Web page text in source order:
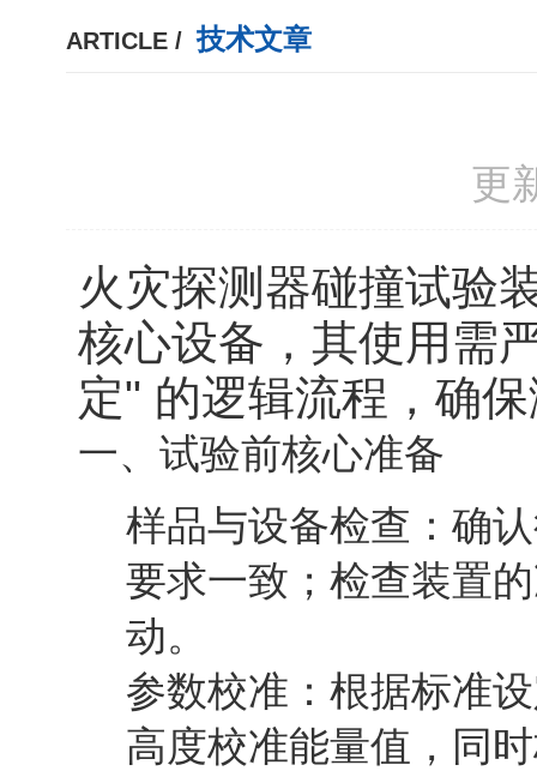
ARTICLE / 技术文章
更
火灾探测器碰撞试验
核心设备，其使用需
定" 的逻辑流程，确
一、试验前核心准备
样品与设备检查 ：确
要求一致；检查装置
动。
参数校准 ：根据标准
高度校准能量值，同